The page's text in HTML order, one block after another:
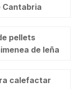
Cantabria
pellets
de leña
calefactar